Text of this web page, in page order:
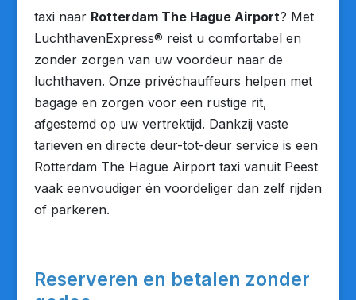
taxi naar Rotterdam The Hague Airport? Met
LuchthavenExpress® reist u comfortabel en
zonder zorgen van uw voordeur naar de
luchthaven. Onze privéchauffeurs helpen met
bagage en zorgen voor een rustige rit,
afgestemd op uw vertrektijd. Dankzij vaste
tarieven en directe deur-tot-deur service is een
Rotterdam The Hague Airport taxi vanuit Peest
vaak eenvoudiger én voordeliger dan zelf rijden
of parkeren.
Reserveren en betalen zonder